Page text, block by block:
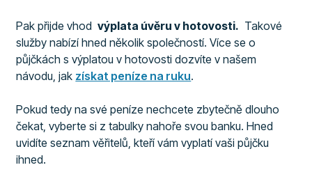
Pak přijde vhodvýplata úvěru v hotovosti. Takové
služby nabízí hned několik společností. Více se o
půjčkách s výplatou v hotovosti dozvíte v našem
návodu, jak získat peníze na ruku.
Pokud tedy na své peníze nechcete zbytečně dlouho
čekat, vyberte si z tabulky nahoře svou banku. Hned
uvidíte seznam věřitelů, kteří vám vyplatí vaši půjčku
ihned.